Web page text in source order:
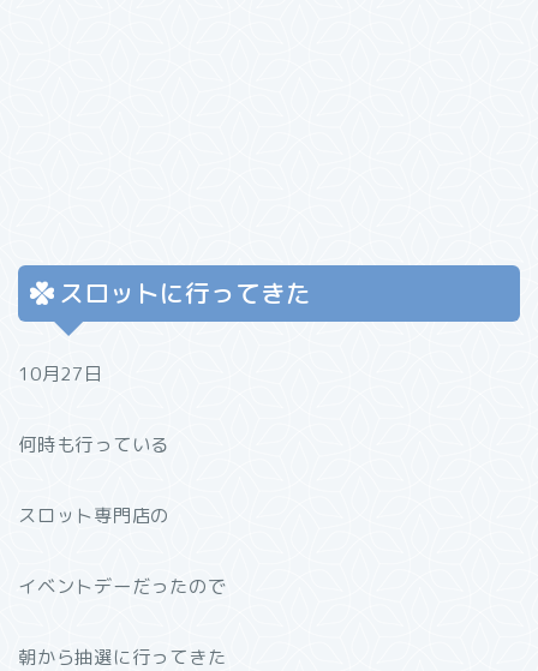
スロットに行ってきた
10月27日
何時も行っている
スロット専門店の
イベントデーだったので
朝から抽選に行ってきた